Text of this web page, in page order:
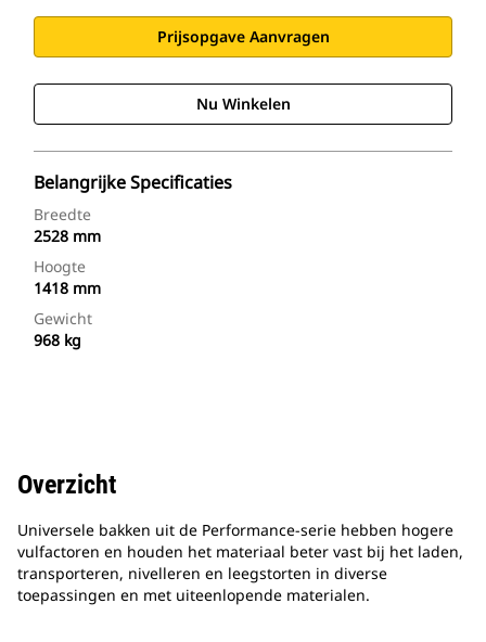
Prijsopgave Aanvragen
Nu Winkelen
Belangrijke Specificaties
Breedte
2528 mm
Hoogte
1418 mm
Gewicht
968 kg
Overzicht
Universele bakken uit de Performance-serie hebben hogere
vulfactoren en houden het materiaal beter vast bij het laden,
transporteren, nivelleren en leegstorten in diverse
toepassingen en met uiteenlopende materialen.